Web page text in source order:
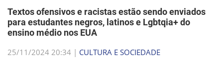
Textos ofensivos e racistas estão sendo enviados
para estudantes negros, latinos e Lgbtqia+ do
ensino médio nos EUA
25/11/2024 20:34 | CULTURA E SOCIEDADE